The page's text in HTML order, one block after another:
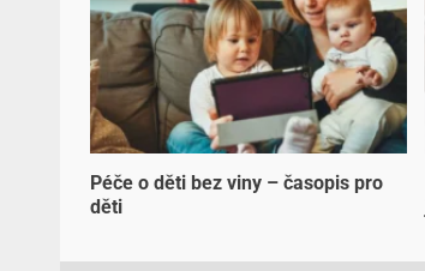
Péče o děti bez viny – časopis pro
děti